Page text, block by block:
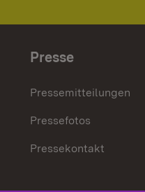
Presse
Pressemitteilungen
Pressefotos
Pressekontakt